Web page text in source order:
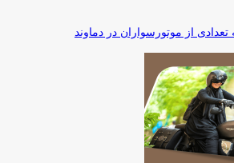
تعدادی از موتورسواران در دماوند